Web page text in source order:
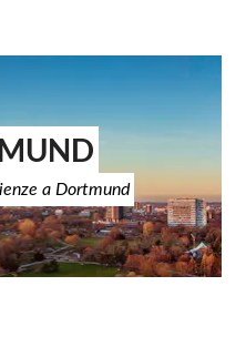
a Dortmund